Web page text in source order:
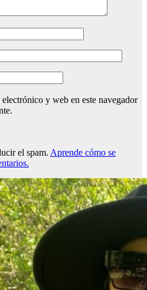
y web en este navegador
el spam. Aprende cómo se